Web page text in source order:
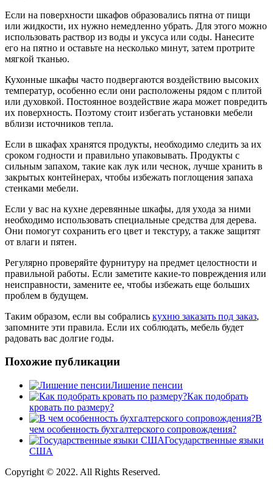
Если на поверхности шкафов образовались пятна от пищи
или жидкости, их нужно немедленно убрать. Для этого можно
использовать раствор из воды и уксуса или соды. Нанесите
его на пятно и оставьте на несколько минут, затем протрите
мягкой тканью.
Кухонные шкафы часто подвергаются воздействию высоких
температур, особенно если они расположены рядом с плитой
или духовкой. Постоянное воздействие жара может повредить
их поверхность. Поэтому стоит избегать установки мебели
вблизи источников тепла.
Если в шкафах хранятся продукты, необходимо следить за их
сроком годности и правильно упаковывать. Продукты с
сильным запахом, такие как лук или чеснок, лучше хранить в
закрытых контейнерах, чтобы избежать поглощения запаха
стенками мебели.
Если у вас на кухне деревянные шкафы, для ухода за ними
необходимо использовать специальные средства для дерева.
Они помогут сохранить его цвет и текстуру, а также защитят
от влаги и пятен.
Регулярно проверяйте фурнитуру на предмет целостности и
правильной работы. Если заметите какие-то повреждения или
неисправности, замените ее, чтобы избежать еще больших
проблем в будущем.
Таким образом, если вы собрались кухню заказать под заказ,
запомните эти правила. Если их соблюдать, мебель будет
радовать вас долгие годы.
Похожие публикации
Лишение пенсии
Как подобрать
кровать по размеру?
В
чем особенность бухгалтерского сопровождения?
Государственные языки
США
Copyright © 2022. All Rights Reserved.